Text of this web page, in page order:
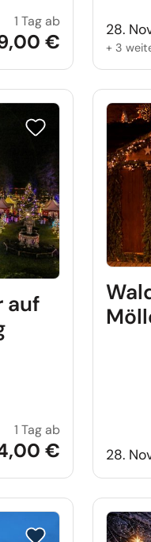
Striezelmarkt
1 Tag ab
€ 28.
+ 3
Reise auf Merkliste
auf
1 Tag ab
€ 28.
Reise auf Merkliste